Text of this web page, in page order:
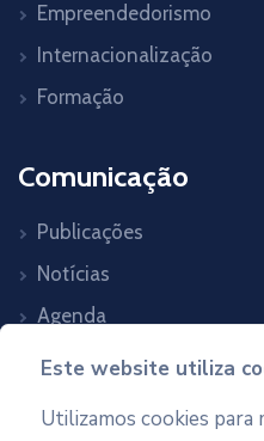
Empreendedorismo
Internacionalização
Formação
Comunicação
Publicações
Notícias
Agenda
Contactos
Este website utiliza
Utilizamos cookies para